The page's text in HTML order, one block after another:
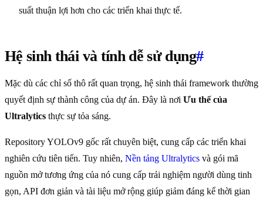
suất thuận lợi hơn cho các triển khai thực tế.
Hệ sinh thái và tính dễ sử dụng#
Mặc dù các chỉ số thô rất quan trọng, hệ sinh thái framework thường
quyết định sự thành công của dự án. Đây là nơi Ưu thế của
Ultralytics thực sự tỏa sáng.
Repository YOLOv9 gốc rất chuyên biệt, cung cấp các triển khai
nghiên cứu tiên tiến. Tuy nhiên, Nền tảng Ultralytics và gói mã
nguồn mở tương ứng của nó cung cấp trải nghiệm người dùng tinh
gọn, API đơn giản và tài liệu mở rộng giúp giảm đáng kể thời gian